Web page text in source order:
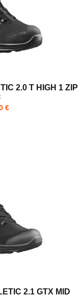
2.0 T HIGH 1 ZIP
€
2.1 GTX MID